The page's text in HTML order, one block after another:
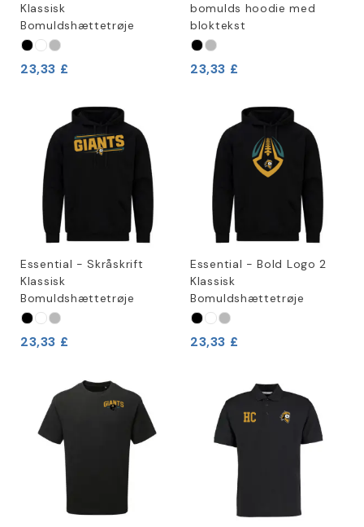
Klassisk
Bomuldshættetrøje
23,33 £
bomulds hoodie med
bloktekst
23,33 £
Essential - Skråskrift
Klassisk
Bomuldshættetrøje
23,33 £
Essential - Bold Logo 2
Klassisk
Bomuldshættetrøje
23,33 £